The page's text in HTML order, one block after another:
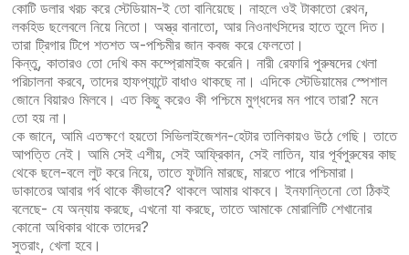
কোটি ডলার খরচ করে স্টেডিয়াম-ই তো বানিয়েছে। নাহলে ওই টাকাতো রেথন,
লকহিড ছলেবলে নিয়ে নিতো। অস্ত্র বানাতো, আর নিওনাৎসিদের হাতে তুলে দিত।
তারা ট্রিগার টিপে শতশত অ-পশ্চিমীর জান কবজ করে ফেলতো।
কিন্তু, কাতারও তো দেখি কম কম্প্রোমাইজ করেনি। নারী রেফারি পুরুষদের খেলা
পরিচালনা করবে, তাদের হাফপ্যান্টে বাধাও থাকছে না। এদিকে স্টেডিয়ামের স্পেশাল
জোনে বিয়ারও মিলবে।‌ এত কিছু করেও কী পশ্চিমে মুগ্ধদের মন পাবে তারা? মনে
তো হয় না।
কে জানে, আমি এতক্ষণে হয়তো সিভিলাইজেশন-হেটার তালিকায়ও উঠে গেছি। তাতে
আপত্তি নেই। আমি সেই এশীয়, সেই আফ্রিকান, সেই লাতিন, যার পূর্বপুরুষের কাছ
থেকে ছলে-বলে লুট করে নিয়ে, তাতে ফুটানি মারছে, মারতে পারে পশ্চিমারা।
ডাকাতের আবার গর্ব থাকে কীভাবে? থাকলে আমার থাকবে। ইনফান্তিনো তো ঠিকই
বলেছে- যে অন্যায় করছে, এখনো যা করছে, তাতে আমাকে মোরালিটি শেখানোর
কোনো অধিকার থাকে তাদের?
সুতরাং, খেলা হবে।